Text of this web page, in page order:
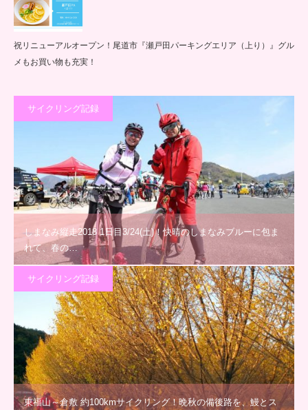
祝リニューアルオープン！尾道市『瀬戸田パーキングエリア（上り）』グル
メもお買い物も充実！
サイクリング記録
しまなみ縦走2018 1日目3/24(土)！快晴のしまなみブルーに包ま
れて、春の…
サイクリング記録
東福山～倉敷 約100kmサイクリング！晩秋の備後路を、鰻とス